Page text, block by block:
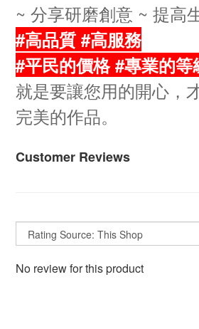
~ 分享研磨創意 ~ 提高
#高品質 #高服務
#平民的價格 #專業的等
就是要讓您用的開心，
完美的作品。
Customer Reviews
No review for this product